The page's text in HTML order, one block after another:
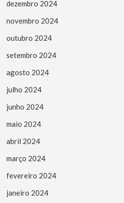
dezembro 2024
novembro 2024
outubro 2024
setembro 2024
agosto 2024
julho 2024
junho 2024
maio 2024
abril 2024
março 2024
fevereiro 2024
janeiro 2024